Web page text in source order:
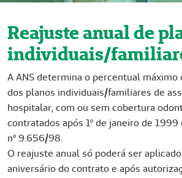
Reajuste anual de
individuais/
A ANS determina o percentual máximo
dos planos individuais/familiares de
hospitalar, com ou sem cobertura
contratados após 1º de janeiro de 1999
nº 9.656/98.
O reajuste anual só poderá ser
aniversário do contrato e após